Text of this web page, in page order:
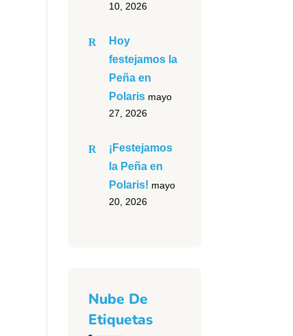
10, 2026
Hoy
festejamos la
Peña en
Polaris mayo
27, 2026
¡Festejamos
la Peña en
Polaris! mayo
20, 2026
Nube De
Etiquetas